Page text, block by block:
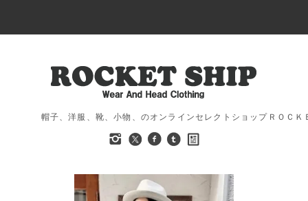
帽子、洋服、靴、小物、のオンラインセレクトショップＲＯＣ